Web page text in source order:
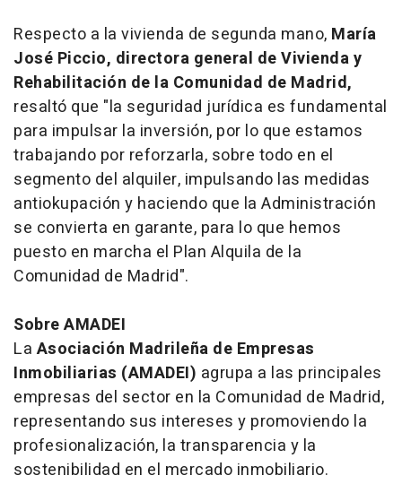
Respecto a la vivienda de segunda mano, María
José Piccio, directora general de Vivienda y
Rehabilitación de la Comunidad de Madrid,
resaltó que "la seguridad jurídica es fundamental
para impulsar la inversión, por lo que estamos
trabajando por reforzarla, sobre todo en el
segmento del alquiler, impulsando las medidas
antiokupación y haciendo que la Administración
se convierta en garante, para lo que hemos
puesto en marcha el Plan Alquila de la
Comunidad de Madrid".
Sobre AMADEI
La Asociación Madrileña de Empresas
Inmobiliarias (AMADEI) agrupa a las principales
empresas del sector en la Comunidad de Madrid,
representando sus intereses y promoviendo la
profesionalización, la transparencia y la
sostenibilidad en el mercado inmobiliario.